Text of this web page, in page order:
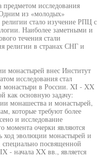
исследования
из «молодых»
стало изучение РПЦ с
Наиболее заметными и
течения стали
религии в странах СНГ и
монастырей внес Институт
исследования стал
монастыри в России. XI - XX
как основную задачу:
монашества и монастырей,
которые требуют более
и исследование
момента очерки являются
ход эволюции монастырей и
посвященной
- начала XX вв., является